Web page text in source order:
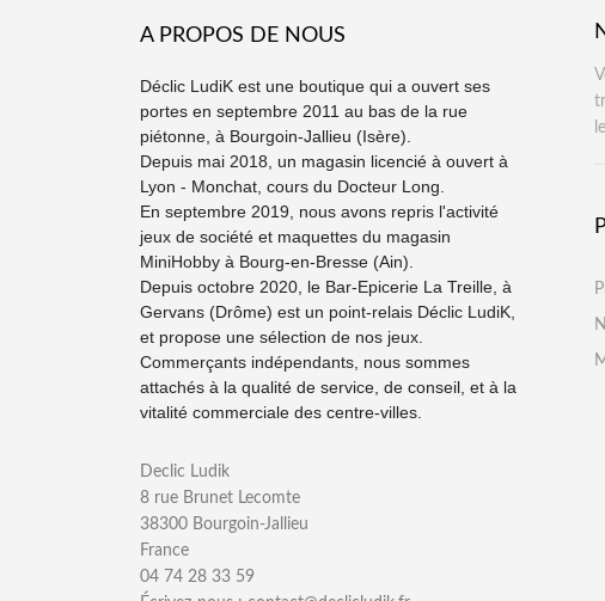
A PROPOS DE NOUS
Déclic LudiK est une boutique qui a ouvert ses
portes en septembre 2011 au bas de la rue
piétonne, à Bourgoin-Jallieu (Isère).
Depuis mai 2018, un magasin licencié à ouvert à
Lyon - Monchat, cours du Docteur Long.
En septembre 2019, nous avons repris l'activité
jeux de société et maquettes du magasin
MiniHobby à Bourg-en-Bresse (Ain).
Depuis octobre 2020, le Bar-Epicerie La Treille, à
Gervans (Drôme) est un point-relais Déclic LudiK,
et propose une sélection de nos jeux.
Commerçants indépendants, nous sommes
attachés à la qualité de service, de conseil, et à la
vitalité commerciale des centre-villes.
Declic Ludik
8 rue Brunet Lecomte
38300 Bourgoin-Jallieu
France
04 74 28 33 59